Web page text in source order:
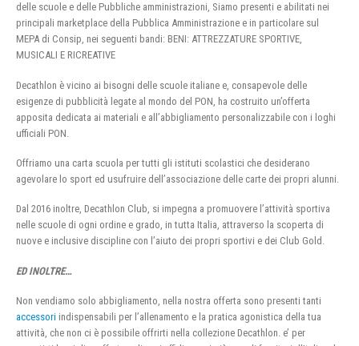
delle scuole e delle Pubbliche amministrazioni, Siamo presenti e abilitati nei
principali marketplace della Pubblica Amministrazione e in particolare sul
MEPA di Consip, nei seguenti bandi: BENI: ATTREZZATURE SPORTIVE,
MUSICALI E RICREATIVE
Decathlon è vicino ai bisogni delle scuole italiane e, consapevole delle
esigenze di pubblicità legate al mondo del PON, ha costruito un’offerta
apposita dedicata ai materiali e all’abbigliamento personalizzabile con i loghi
ufficiali PON.
Offriamo una carta scuola per tutti gli istituti scolastici che desiderano
agevolare lo sport ed usufruire dell’associazione delle carte dei propri alunni.
Dal 2016 inoltre, Decathlon Club, si impegna a promuovere l’attività sportiva
nelle scuole di ogni ordine e grado, in tutta Italia, attraverso la scoperta di
nuove e inclusive discipline con l’aiuto dei propri sportivi e dei Club Gold.
ED INOLTRE…
Non vendiamo solo abbigliamento, nella nostra offerta sono presenti tanti
accessori indispensabili per l’allenamento e la pratica agonistica della tua
attività, che non ci è possibile offrirti nella collezione Decathlon. e’ per